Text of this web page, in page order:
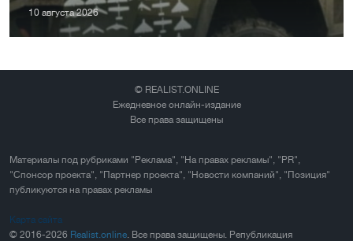
10 августа 2026
© REALIST.ONLINE
Ежедневное онлайн-издание
Все права защищены
Материалы под рубриками "Реклама", "На правах рекламы", "PR",
"Спонсор проекта", "Партнер проекта", "Новости компаний", "Позиция"
публикуются на правах рекламы
Карта сайта
© 2016-2026 Realist.online . Все права защищены. Републикация